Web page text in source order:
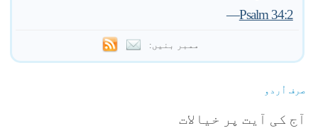
—Psalm 34:2
ممبر بنیں:
صرف اُردو
آج کی آیت پر خیالات